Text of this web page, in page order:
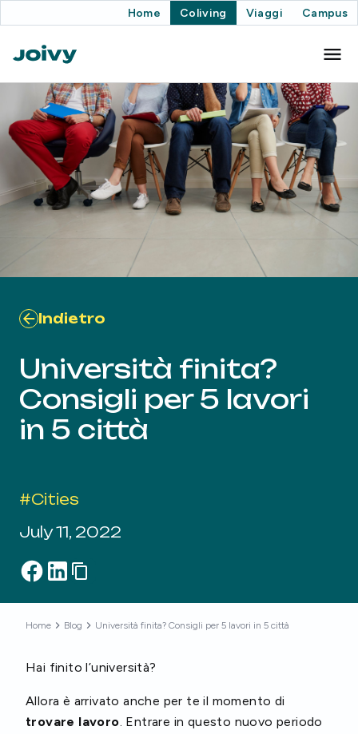
Home Coliving Viaggi Campus
Indietro
Università finita?
Consigli per 5 lavori
in 5 città
#Cities
July 11, 2022
Home Blog Università finita? Consigli per 5 lavori in 5 città
Hai finito l’università?
Allora è arrivato anche per te il momento di
trovare lavoro. Entrare in questo nuovo periodo